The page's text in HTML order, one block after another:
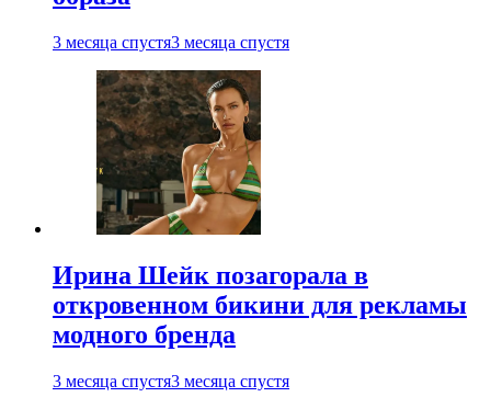
3 месяца спустя3 месяца спустя
Ирина Шейк позагорала в
откровенном бикини для рекламы
модного бренда
3 месяца спустя3 месяца спустя